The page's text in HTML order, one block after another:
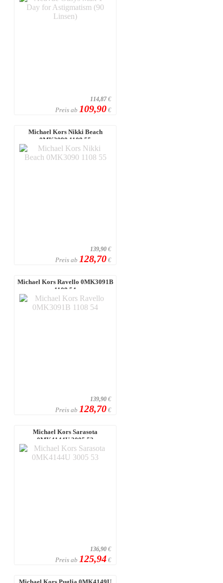
114,87€
Preis ab 109,90 €
Michael Kors Nikki Beach
0MK3090 1108 55
139,90 €
Preis ab 128,70 €
Michael Kors Ravello 0MK3091B
1108 54
139,90 €
Preis ab 128,70 €
Michael Kors Sarasota
0MK4144U 3005 53
136,90 €
Preis ab 125,94 €